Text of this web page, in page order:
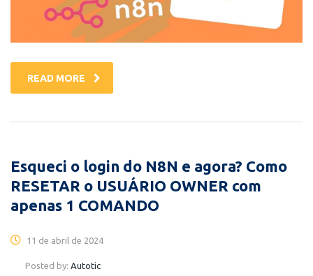
READ MORE
Esqueci o login do N8N e agora? Como
RESETAR o USUÁRIO OWNER com
apenas 1 COMANDO
11 de abril de 2024
Posted by: Autotic